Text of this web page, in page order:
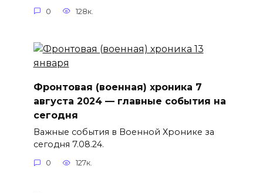
0 128к.
Фронтовая (военная) хроника 7
августа 2024 — главные события на
сегодня
Важные события в Военной Хронике за
сегодня 7.08.24.
0 127к.